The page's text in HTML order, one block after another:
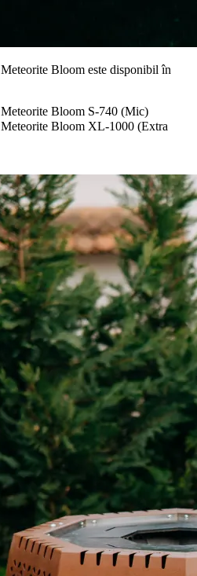
Meteorite Bloom este disponibil în
Meteorite Bloom S-740 (Mic)
Meteorite Bloom XL-1000 (Extra